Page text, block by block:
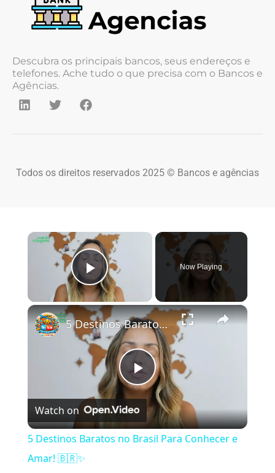
Descubra os principais bancos, seus endereços e
telefones. Ache tudo o que precisa com o Bancos e
Agências.
Todos os direitos reservados 2025 © Bancos e agências
×
Play Video
Now Playing
×
Play Video
5 Destinos Baratos no Brasil Para Conhecer e Amar! 🇧🇷✨
Watch on
5 Destinos Baratos no Brasil Para Conhecer e
Amar! 🇧🇷✨